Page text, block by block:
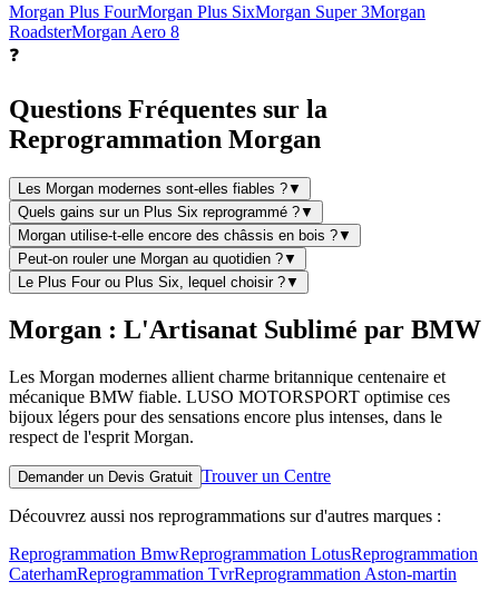
Morgan Plus FourMorgan Plus SixMorgan Super 3Morgan
RoadsterMorgan Aero 8
❓
Questions Fréquentes sur la
Reprogrammation Morgan
Les Morgan modernes sont-elles fiables ?▼
Quels gains sur un Plus Six reprogrammé ?▼
Morgan utilise-t-elle encore des châssis en bois ?▼
Peut-on rouler une Morgan au quotidien ?▼
Le Plus Four ou Plus Six, lequel choisir ?▼
Morgan : L'Artisanat Sublimé par BMW
Les Morgan modernes allient charme britannique centenaire et
mécanique BMW fiable. LUSO MOTORSPORT optimise ces
bijoux légers pour des sensations encore plus intenses, dans le
respect de l'esprit Morgan.
Demander un Devis Gratuit Trouver un Centre
Découvrez aussi nos reprogrammations sur d'autres marques :
Reprogrammation BmwReprogrammation LotusReprogrammation
CaterhamReprogrammation TvrReprogrammation Aston-martin